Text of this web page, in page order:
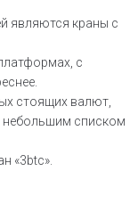
являются краны с
с
стоящих валют,
небольшим списком
«3btc».